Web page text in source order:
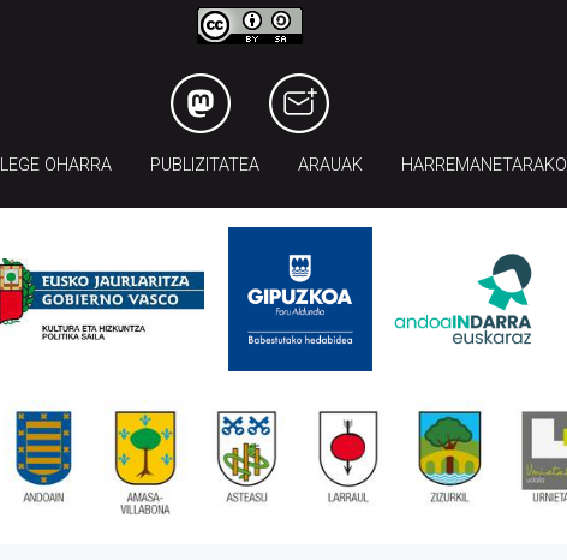
LEGE OHARRA PUBLIZITATEA ARAUAK HARREMANETARAKO